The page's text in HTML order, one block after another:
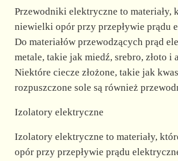
Przewodniki elektryczne to materiały,
niewielki opór przy przepływie prądu
Do materiałów przewodzących prąd
metale, takie jak miedź, srebro, złoto i
Niektóre ciecze złożone, takie jak
rozpuszczone sole są również
Izolatory elektryczne
Izolatory elektryczne to materiały,
opór przy przepływie prądu